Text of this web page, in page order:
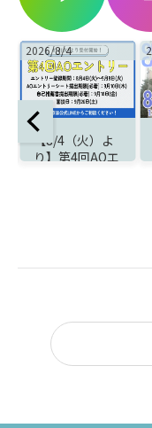
2026/8/1
【お申込み受付
中！】8/22(土)